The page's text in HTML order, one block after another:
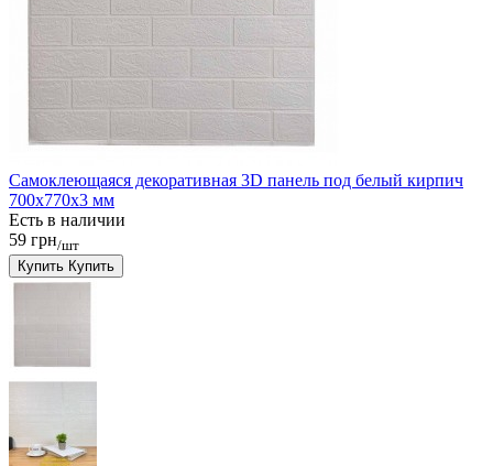
Самоклеющаяся декоративная 3D панель под белый кирпич
700x770x3 мм
Есть в наличии
59 грн/шт
Купить Купить